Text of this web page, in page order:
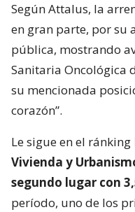
Según Attalus, la
en gran parte, por su
pública, mostrando
Sanitaria Oncológica
su mencionada
corazón”.
Le sigue en el ránking
Vivienda y
segundo lugar con
período, uno de los